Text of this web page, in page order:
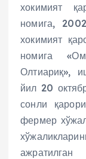
хокимият
номига,
хокимият
номига
Олтиариқ»,
йил 20
сонли
фермер